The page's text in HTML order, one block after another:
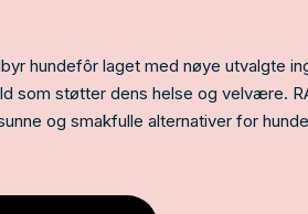
hundefôr laget med nøye utvalgte
som støtter dens helse og velvære.
og smakfulle alternativer for